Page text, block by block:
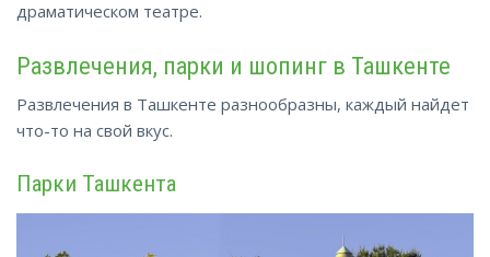
драматическом театре.
Развлечения, парки и шопинг в Ташкенте
Развлечения в Ташкенте разнообразны, каждый найдет
что-то на свой вкус.
Парки Ташкента